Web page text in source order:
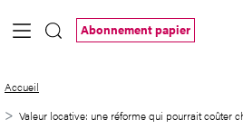
Saut au contenu principal
Abonnement papier
Accueil
Valeur locative: une réforme qui pourrait coûter